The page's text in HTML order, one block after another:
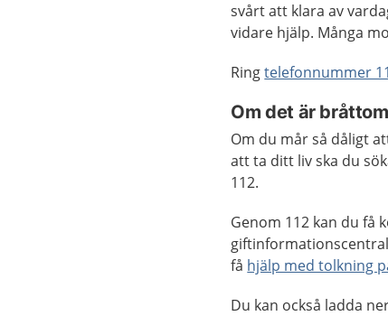
svårt att klara av
vidare hjälp. Många
Ringtelefonnummer
Om det är bråttom
Om du mår så dåligt
att ta ditt liv ska du
112.
Genom 112 kan du få
få hjälp med tolkning
Du kan också ladda